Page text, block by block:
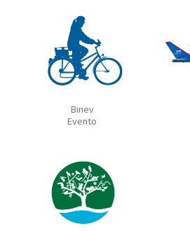
Binev
Evento